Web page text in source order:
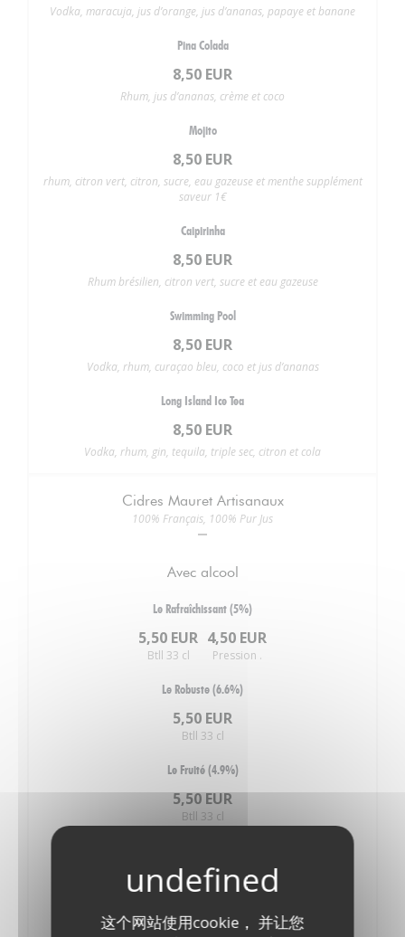
这个网站使用cookie， 并让您
Vodka, maracuja, jus d’orange, jus d’ananas, papaye et banane
Pina Colada
8,50 EUR
Rhum, jus d’ananas, crème et coco
Mojito
8,50 EUR
rhum, citron vert, citron, sucre, eau gazeuse et menthe supplément
saveur 1€
Caipirinha
8,50 EUR
Rhum brésilien, citron vert, sucre et eau gazeuse
Swimming Pool
8,50 EUR
Vodka, rhum, curaçao bleu, coco et jus d’ananas
Long Island Ice Tea
8,50 EUR
Vodka, rhum, gin, tequila, triple sec, citron et cola
Cidres Mauret Artisanaux
100% Français, 100% Pur Jus
Avec alcool
Le Rafraîchissant (5%)
5,50 EUR
Btll 33 cl
4,50 EUR
Pression .
Le Robuste (6.6%)
5,50 EUR
Btll 33 cl
Le Fruité (4.9%)
5,50 EUR
Btll 33 cl
7,50 EUR
Btll 33 cl
Le Rafraîchissant (5%)